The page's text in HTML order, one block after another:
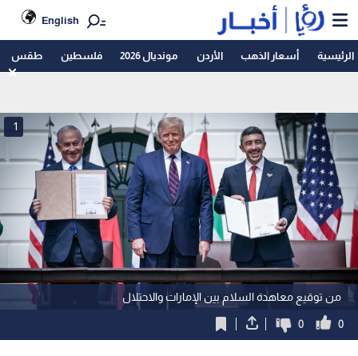
English
الرئيسية أسعار الذهب الأردن مونديال 2026 فلسطين طقس
من توقيع معاهدة السلام بين الإمارات والاحتلال
1
0
0